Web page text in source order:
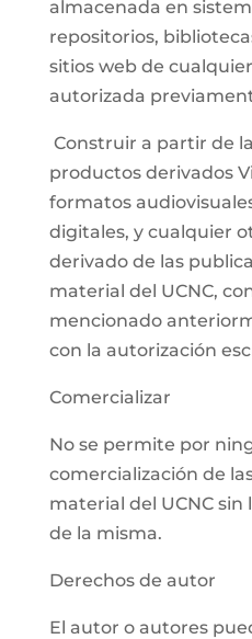
almacenada en
repositorios,
sitios web de
autorizada
Construir a partir de
productos derivados
formatos
digitales, y cualquier
derivado de las
material del UCNC,
mencionado
con la autorización
Comercializar
No se permite por
comercialización de
material del UCNC
de la misma.
Derechos de autor
El autor o autores